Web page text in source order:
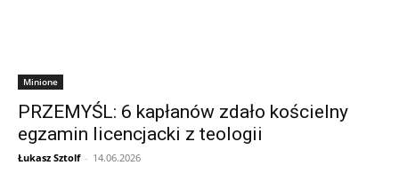
Minione
PRZEMYŚL: 6 kapłanów zdało kościelny
egzamin licencjacki z teologii
Łukasz Sztolf - 14.06.2026